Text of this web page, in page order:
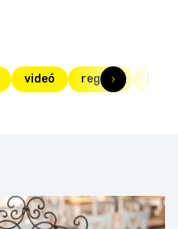
videó reggeli